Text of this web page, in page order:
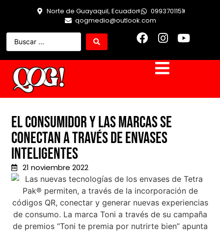
Norte de Guayaquil, Ecuador
0993701151
qogmedio@outlook.com
El consumidor y las marcas se
conectan a través de envases
inteligentes
21 noviembre 2022